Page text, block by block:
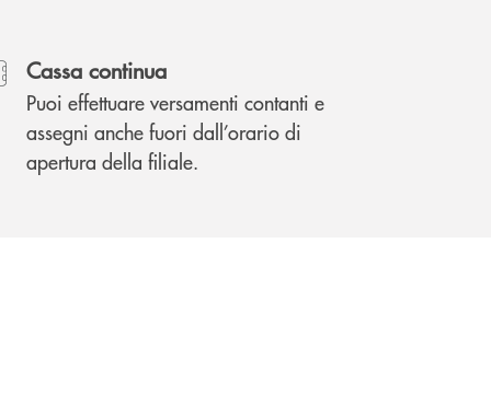
Cassa continua
Puoi effettuare versamenti contanti e
assegni anche fuori dall’orario di
apertura della filiale.